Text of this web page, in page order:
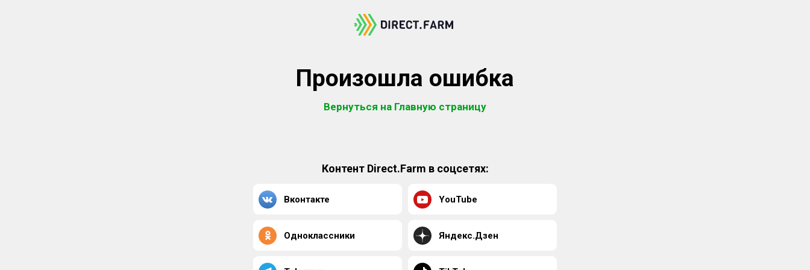
Произошла ошибка
Вернуться на Главную страницу
Контент Direct.Farm в соцсетях:
Вконтакте YouTube
Одноклассники Яндекс.Дзен